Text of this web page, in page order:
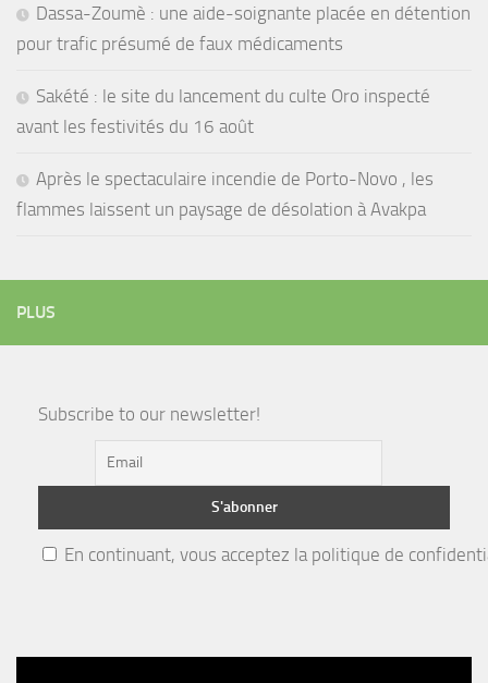
Dassa-Zoumè : une aide-soignante placée en détention
pour trafic présumé de faux médicaments
Sakété : le site du lancement du culte Oro inspecté
avant les festivités du 16 août
Après le spectaculaire incendie de Porto-Novo , les
flammes laissent un paysage de désolation à Avakpa
PLUS
Subscribe to our newsletter!
En continuant, vous acceptez la politique de